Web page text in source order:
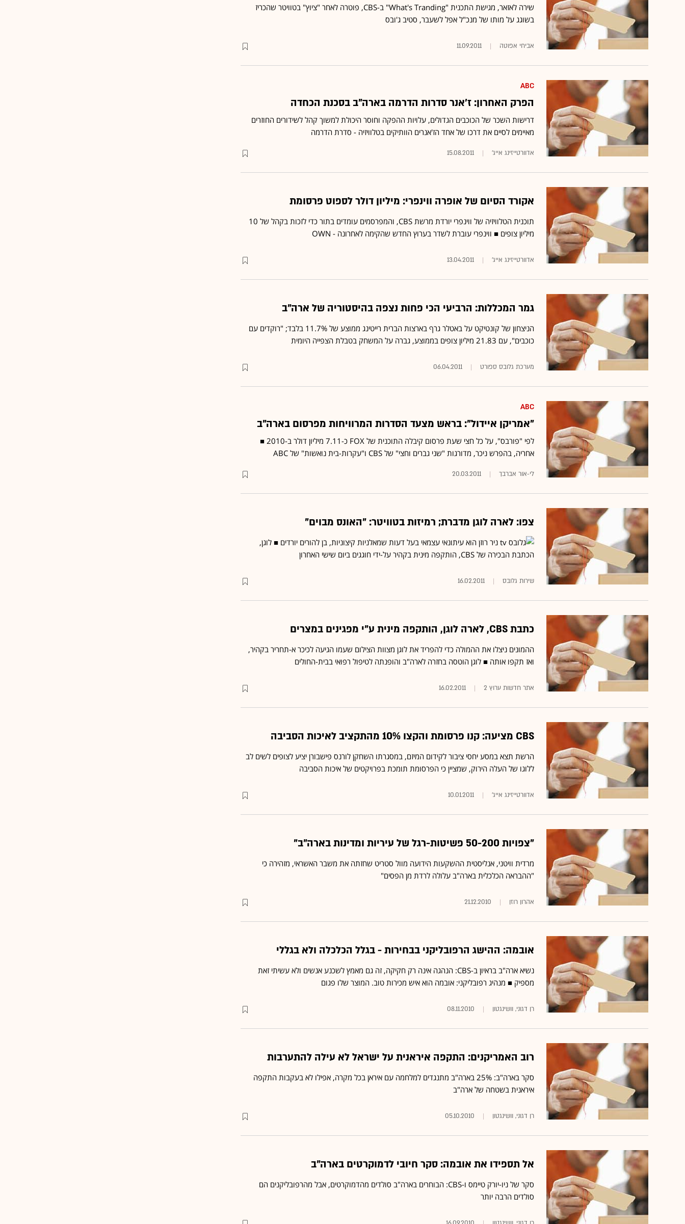
שירה לאזאר, מגישת התכנית "What's Tranding" ב-CBS, פוטרה לאחר "ציוץ" בטוויטר שהכריז
בשוגג על מותו של מנכ"ל אפל לשעבר, סטיב ג'ובס
אביחי אפוטה 11.09.2011
ABC
הפרק האחרון: ז'אנר סדרות הדרמה בארה"ב בסכנת הכחדה
דרישות השכר של הכוכבים הגדולים, עלויות ההפקה וחוסר היכולת למשוך קהל לשידורים החוזרים
מאיימים לסיים את דרכו של אחד הז'אנרים הוותיקים בטלוויזיה - סדרת הדרמה
אדוורטייזינג אייג' 15.08.2011
אקורד הסיום של אופרה ווינפרי: מיליון דולר לספוט פרסומת
תוכנית הטלוויזיה של ווינפרי יורדת מרשת CBS, והמפרסמים עומדים בתור כדי לזכות בקהל של 10
מיליון צופים ■ ווינפרי עוברת לשדר בערוץ החדש שהקימה לאחרונה - OWN
אדוורטייזינג אייג' 13.04.2011
גמר המכללות: הרביעי הכי פחות נצפה בהיסטוריה של ארה"ב
הניצחון של קונטיקט על באטלר גרף בארצות הברית רייטינג ממוצע של 11.7% בלבד; "רוקדים עם
כוכבים", עם 21.83 מיליון צופים בממוצע, גברה על המשחק בטבלת הצפייה היומית
מערכת גלובס ספורט 06.04.2011
ABC
"אמריקן איידול": בראש מצעד הסדרות המרוויחות מפרסום בארה"ב
לפי "פורבס", על כל חצי שעת פרסום קיבלה התוכנית של FOX כ-7.11 מיליון דולר ב-2010 ■
אחריה, בהפרש ניכר, מדורגות "שני גברים וחצי" של CBS ו"עקרות-בית נואשות" של ABC
לי-אור אברבך 20.03.2011
צפו: לארה לוגן מדברת; רמיזות בטוויטר: "האונס מבוים"
ניר רוזן הוא עיתונאי עצמאי בעל דעות שמאלניות קיצוניות, בן להורים יורדים ■ לוגן,
הכתבת הבכירה של CBS, הותקפה מינית בקהיר על-ידי חוגגים ביום שישי האחרון
שירות גלובס‏ 16.02.2011
כתבת CBS, לארה לוגן, הותקפה מינית ע"י מפגינים במצרים
ההמונים ניצלו את ההמולה כדי להפריד את לוגן מצוות הצילום שעמו הגיעה לכיכר א-תחריר בקהיר,
ואז תקפו אותה ■ לוגן הוטסה בחזרה לארה"ב והופנתה לטיפול רפואי בבית-החולים
אתר חדשות ערוץ 2 16.02.2011
CBS מציעה: קנו פרסומת והקצו 10% מהתקציב לאיכות הסביבה
הרשת תצא במסע יחסי ציבור לקידום המיזם, במסגרתו השחקן לורנס פישבורן יציע לצופים לשים לב
ללוגו של העלה הירוק, שמציין כי הפרסומת תומכת בפרויקטים של איכות הסביבה
אדוורטייזינג אייג' 10.01.2011
"צפויות 50-200 פשיטות-רגל של עיריות ומדינות בארה"ב"
מרדית וויטני, אנליסטית ההשקעות הידועה מוול סטריט שחזתה את משבר האשראי, מזהירה כי
"ההבראה הכלכלית בארה"ב עלולה לרדת מן הפסים"
אהרון רוזן 21.12.2010
אובמה: ההישג הרפובליקני בבחירות - בגלל הכלכלה ולא בגללי
נשיא ארה"ב בראיון ב-CBS: הנהגה אינה רק חקיקה, זה גם מאמץ לשכנע אנשים ולא עשיתי זאת
מספיק ■ מנהיג רפובליקני: אובמה הוא איש מכירות טוב. המוצר שלו פגום
רן דגוני, וושינגטון 08.11.2010
רוב האמריקנים: התקפה איראנית על ישראל לא עילה להתערבות
סקר בארה"ב: 25% בארה"ב מתנגדים למלחמה עם איראן בכל מקרה, אפילו לא בעקבות התקפה
איראנית בשטחה של ארה"ב
רן דגוני, וושינגטון 05.10.2010
אל תספידו את אובמה: סקר חיובי לדמוקרטים בארה"ב
סקר של ניו-יורק טיימס ו-CBS: הבוחרים בארה"ב סולדים מהדמוקרטים, אבל מהרפובליקנים הם
סולדים הרבה יותר